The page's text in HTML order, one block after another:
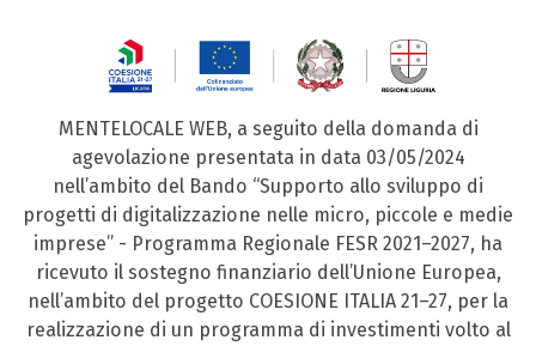
MENTELOCALE WEB, a seguito della domanda di
agevolazione presentata in data 03/05/2024
nell’ambito del Bando “Supporto allo sviluppo di
progetti di digitalizzazione nelle micro, piccole e medie
imprese” - Programma Regionale FESR 2021–2027, ha
ricevuto il sostegno finanziario dell’Unione Europea,
nell’ambito del progetto COESIONE ITALIA 21–27, per la
realizzazione di un programma di investimenti volto al